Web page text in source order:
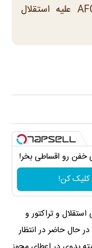
باشگاه پرسپولیس برای شکایت به AFC علیه استقلال
خفن رو اقساطی بخر!
کلیک کن!
و تراکتور و
در حال حاضر در انتظار